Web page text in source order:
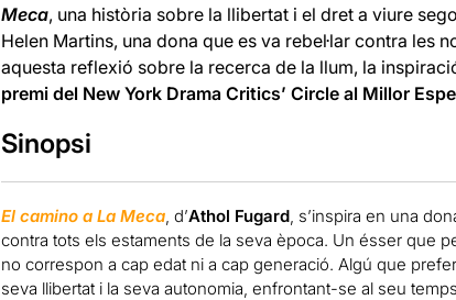
Meca, una història sobre la llibertat i el dret a viure
Helen Martins, una dona que es va rebel·lar contra les
aquesta reflexió sobre la recerca de la llum, la
premi del New York Drama Critics’ Circle al Millor
Sinopsi
El camino a La Meca, d’Athol Fugard, s’inspira en una
contra tots els estaments de la seva època. Un ésser que
no correspon a cap edat ni a cap generació. Algú que
seva llibertat i la seva autonomia, enfrontant-se al seu